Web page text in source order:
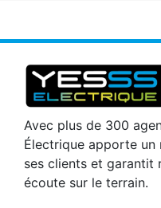
Avec plus de 300
Électrique apporte
ses clients et garantit
écoute sur le terrain.